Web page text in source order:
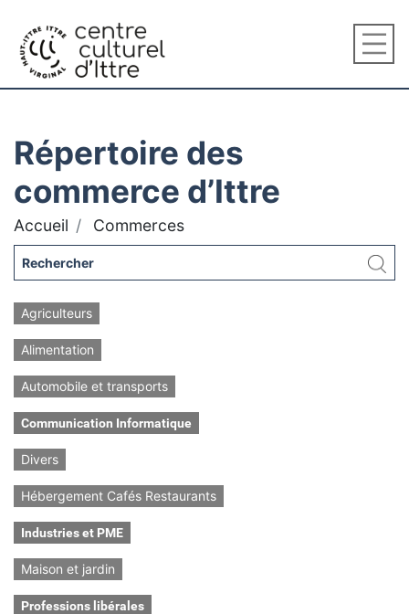
Répertoire des
commerce d’Ittre
Accueil Commerces
Agriculteurs
Alimentation
Automobile et transports
Communication Informatique
Divers
Hébergement Cafés Restaurants
Industries et PME
Maison et jardin
Professions libérales